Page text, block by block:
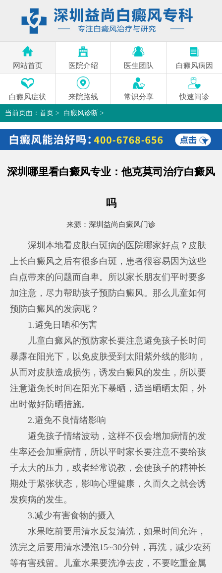
网站首页 医院介绍 医生团队 白癜风病因
白癜风症状 来院路线 常识分享 快速问诊
当前页面： 首页 > 白癜风诊断 >
深圳哪里看白癜风专业：他克莫司治疗白癜风吗>
深圳哪里看白癜风专业：他克莫司治疗白癜风
吗
来源： 深圳益尚白癜风门诊
深圳本地看皮肤白斑病的医院哪家好点？皮肤
上长白癜风之后有很多白斑，患者很容易因为这些
白点带来的问题而自卑。所以家长朋友们平时要多
加注意，尽力帮助孩子预防白癜风。那么儿童如何
预防白癜风的发病呢？
1.避免日晒和伤害
儿童白癜风的预防家长要注意避免孩子长时间
暴露在阳光下，以免皮肤受到太阳紫外线的影响，
从而对皮肤造成损伤，诱发白癜风的发生，所以要
注意避免长时间在阳光下暴晒，适当晒晒太阳，外
出时做好防晒措施。
2.避免不良情绪影响
避免孩子情绪波动，这样不仅会增加病情的发
生率还会加重病情，所以平时家长要注意不要给孩
子太大的压力，或者经常说教，会使孩子的精神长
期处于紧张状态，影响心理健康，久而久之就会诱
发疾病的发生。
3.减少有害食物的摄入
水果吃前要用清水反复清洗，如果时间允许，
洗完之后要用清水浸泡15~30分钟，再洗，减少农药
等有害残留。儿童水果要洗净去皮，不要吃重金属